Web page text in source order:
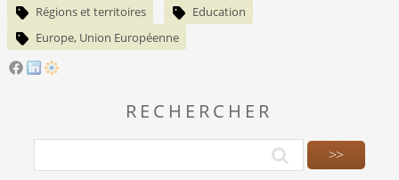
Régions et territoires
Education
Europe, Union Européenne
RECHERCHER